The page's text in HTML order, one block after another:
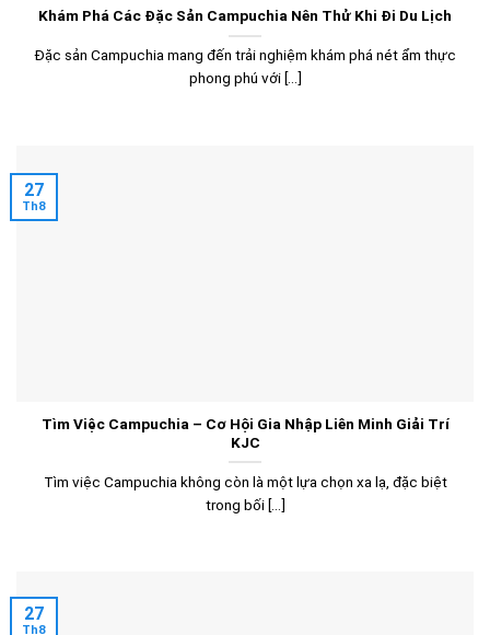
Khám Phá Các Đặc Sản Campuchia Nên Thử Khi Đi Du Lịch
Đặc sản Campuchia mang đến trải nghiệm khám phá nét ẩm thực
phong phú với [...]
Tìm Việc Campuchia – Cơ Hội Gia Nhập Liên Minh Giải Trí
KJC
Tìm việc Campuchia không còn là một lựa chọn xa lạ, đặc biệt
trong bối [...]
27
Th8
27
Th8